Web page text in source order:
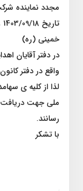
مجدد نماینده
خمینی (ره)
واقع در دفتر
لذا از کلیه ی
ملی جهت دریافت
رسانند.
با تشکر